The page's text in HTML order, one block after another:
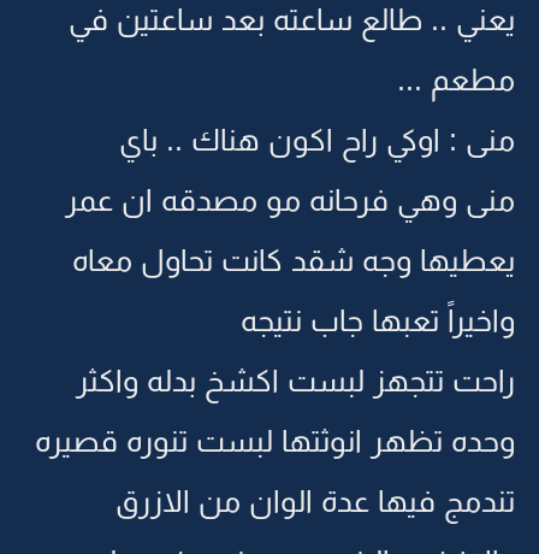
يعني .. طالع ساعته بعد ساعتين في
مطعم ...
منى : اوكي راح اكون هناك .. باي
منى وهي فرحانه مو مصدقه ان عمر
يعطيها وجه شقد كانت تحاول معاه
واخيراً تعبها جاب نتيجه
راحت تتجهز لبست اكشخ بدله واكثر
وحده تظهر انوثتها لبست تنوره قصيره
تندمج فيها عدة الوان من الازرق